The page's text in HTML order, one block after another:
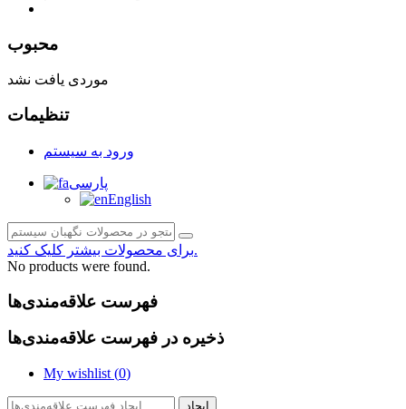
محبوب
موردی یافت نشد
تنظیمات
ورود به سیستم
پارسی
English
برای محصولات بیشتر کلیک کنید.
No products were found.
فهرست علاقه‌مندی‌ها
ذخیره در فهرست علاقه‌مندی‌ها
My wishlist (0)
ایجاد